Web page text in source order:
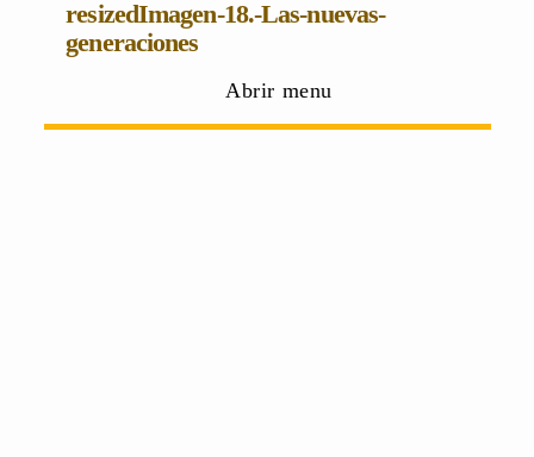
resizedImagen-18.-Las-nuevas-
generaciones
Abrir menu